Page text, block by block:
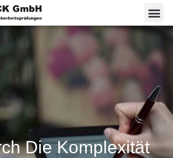
Die Komplexität